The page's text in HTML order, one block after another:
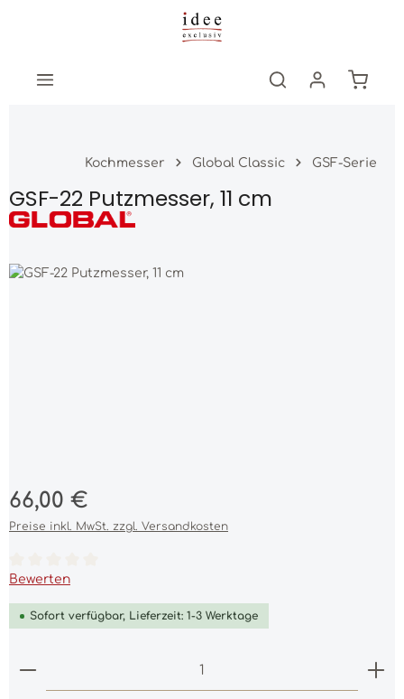
Zum Hauptinhalt springen
Kochmesser Global Classic GSF-Serie
GSF-22 Putzmesser, 11 cm
Bildergalerie überspringen
Regulärer Preis:
66,00 €
Preise inkl. MwSt. zzgl. Versandkosten
Durchschnittliche Bewertung von 0 von 5 Sternen
Bewerten
Sofort verfügbar, Lieferzeit: 1-3 Werktage
Produkt Anzahl: Gib den gewünschten Wert